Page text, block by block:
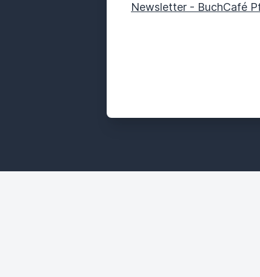
Newsletter - BuchCafé